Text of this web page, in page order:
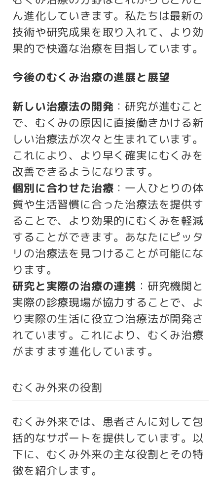
ん進化していきます。私たちは最新の
技術や研究成果を取り入れて、より効
果的で快適な治療を目指しています。
今後のむくみ治療の進展と展望
新しい治療法の開発 ：研究が進むこと
で、むくみの原因に直接働きかける新
しい治療法が次々と生まれています。
これにより、より早く確実にむくみを
改善できるようになります。
個別に合わせた治療 ：一人ひとりの体
質や生活習慣に合った治療法を提供す
ることで、より効果的にむくみを軽減
することができます。あなたにピッタ
リの治療法を見つけることが可能にな
ります。
研究と実際の治療の連携 ：研究機関と
実際の診療現場が協力することで、よ
り実際の生活に役立つ治療法が開発さ
れています。これにより、むくみ治療
がますます進化しています。
むくみ外来の役割
むくみ外来では、患者さんに対して包
括的なサポートを提供しています。以
下に、むくみ外来の主な役割とその特
徴を紹介します。